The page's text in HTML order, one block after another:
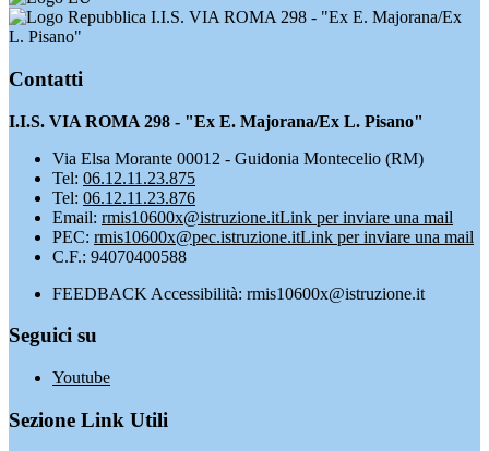
I.I.S. VIA ROMA 298 - "Ex E. Majorana/Ex
L. Pisano"
Contatti
I.I.S. VIA ROMA 298 - "Ex E. Majorana/Ex L. Pisano"
Via Elsa Morante 00012 - Guidonia Montecelio (RM)
Tel: 06.12.11.23.875
Tel: 06.12.11.23.876
Email: rmis10600x@istruzione.itLink per inviare una mail
PEC: rmis10600x@pec.istruzione.itLink per inviare una mail
C.F.: 94070400588
FEEDBACK Accessibilità: rmis10600x@istruzione.it
Seguici su
Youtube
Sezione Link Utili